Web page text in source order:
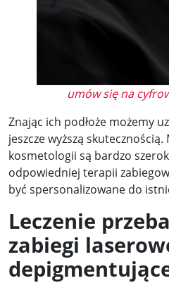
umów się na
Znając ich podłoże możemy
jeszcze wyższą
kosmetologii są bardzo
odpowiedniej terapii
być spersonalizowane do
Leczenie
zabiegi